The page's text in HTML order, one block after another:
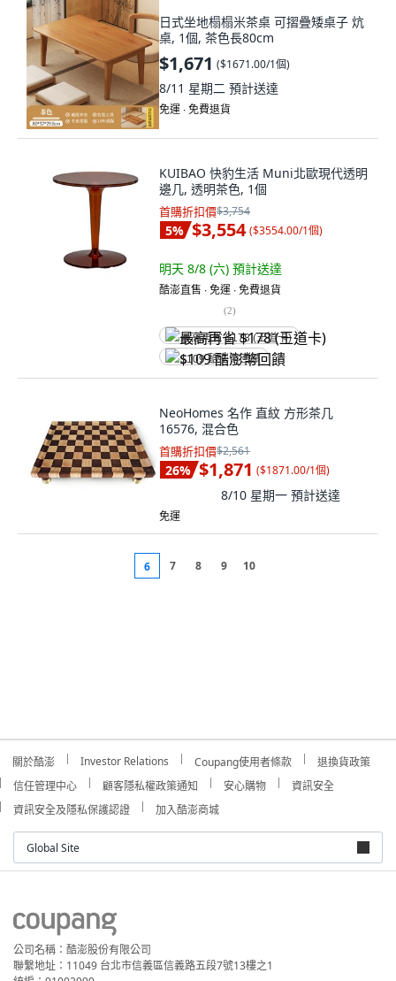
日式坐地榻榻米茶桌 可摺疊矮桌子 炕
桌, 1個, 茶色長80cm
$1,671 ($1671.00/1個)
8/11 星期二 預計送達
免運 ∙ 免費退貨
KUIBAO 快豹生活 Muni北歐現代透明
邊几, 透明茶色, 1個
首購折扣價$3,754
5% $3,554 ($3554.00/1個)
明天 8/8 (六) 預計送達
酷澎直售 ∙ 免運 ∙ 免費退貨
(2)
最高再省 $178 (王道卡)
$109 酷澎幣回饋
NeoHomes 名作 直紋 方形茶几
16576, 混合色
首購折扣價$2,561
26% $1,871 ($1871.00/1個)
8/10 星期一 預計送達
免運
6 7 8 9 10
關於酷澎 Investor Relations Coupang使用者條款
退換貨政策
信任管理中心
顧客隱私權政策通知 安心購物
資訊安全
資訊安全及隱私保護認證
加入酷澎商城
Global Site
公司名稱：酷澎股份有限公司
聯繫地址：11049 台北市信義區信義路五段7號13樓之1